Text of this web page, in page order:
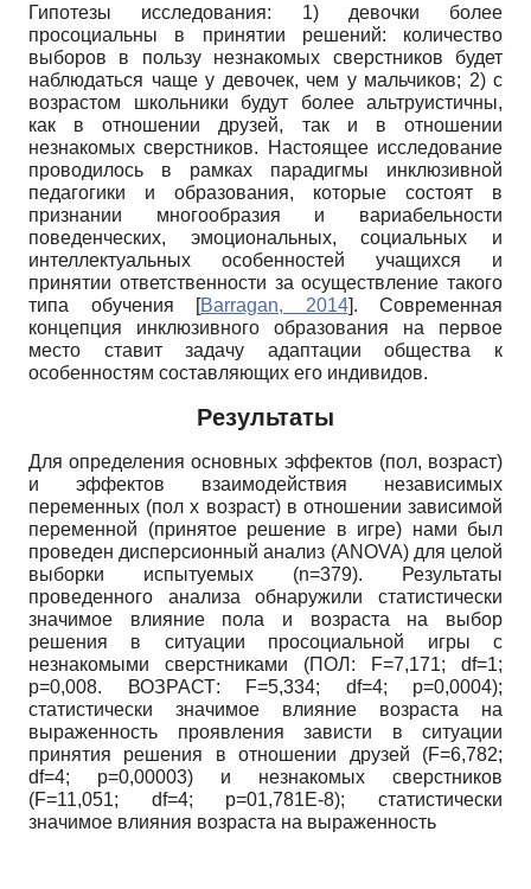
Гипотезы исследования: 1) девочки более
просоциальны в принятии решений: количество
выборов в пользу незнакомых сверстников будет
наблюдаться чаще у девочек, чем у мальчиков; 2) с
возрастом школьники будут более альтруистичны,
как в отношении друзей, так и в отношении
незнакомых сверстников. Настоящее исследование
проводилось в рамках парадигмы инклюзивной
педагогики и образования, которые состоят в
признании многообразия и вариабельности
поведенческих, эмоциональных, социальных и
интеллектуальных особенностей учащихся и
принятии ответственности за осуществление такого
типа обучения
[Barragan, 2014]. Современная
концепция инклюзивного образования на первое
место ставит задачу адаптации общества к
особенностям составляющих его индивидов.
Результаты
Для определения основных эффектов (пол, возраст)
и эффектов взаимодействия независимых
переменных (пол х возраст) в отношении зависимой
переменной (принятое решение в игре) нами был
проведен дисперсионный анализ (ANOVA) для целой
выборки испытуемых (n=379).
Результаты
проведенного анализа обнаружили статистически
значимое влияние пола и возраста на выбор
решения в ситуации просоциальной игры с
незнакомыми сверстниками (ПОЛ:
F=7,171; df=1;
p=0,008.
ВОЗРАСТ:
F=5,334; df=4; p=0,0004);
статистически значимое влияние возраста на
выраженность проявления зависти в ситуации
принятия решения в отношении друзей (F=6,782;
df=4; p=0,00003) и незнакомых сверстников
(F=11,051; df=4; p=01,781E-8); статистически
значимое влияния возраста на выраженность